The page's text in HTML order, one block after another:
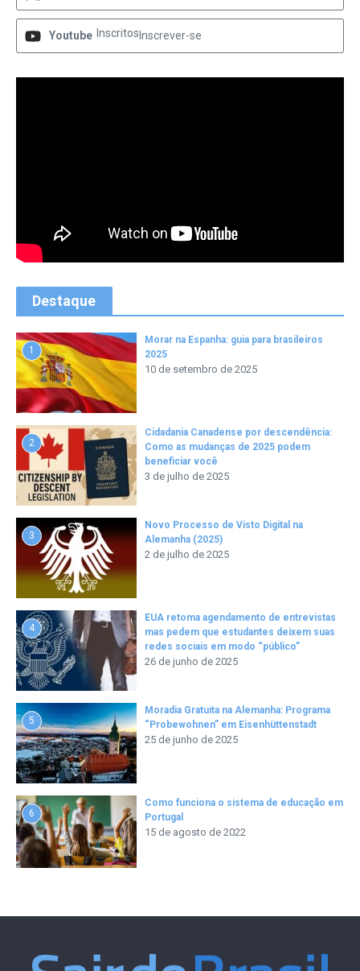
Youtube Inscritos Inscrever-se
Destaque
1
Morar na Espanha: guia para brasileiros
2025
10 de setembro de 2025
2
Cidadania Canadense por descendência:
Como as mudanças de 2025 podem
beneficiar você
3 de julho de 2025
3
Novo Processo de Visto Digital na
Alemanha (2025)
2 de julho de 2025
4
EUA retoma agendamento de entrevistas
mas pedem que estudantes deixem suas
redes sociais em modo “público”
26 de junho de 2025
5
Moradia Gratuita na Alemanha: Programa
“Probewohnen” em Eisenhüttenstadt
25 de junho de 2025
6
Como funciona o sistema de educação em
Portugal
15 de agosto de 2022